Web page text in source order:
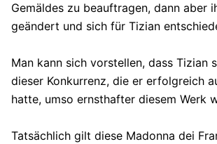
Gemäldes zu beauftragen, dann aber
geändert und sich für Tizian
Man kann sich vorstellen, dass Tizian
dieser Konkurrenz, die er erfolgreich
hatte, umso ernsthafter diesem Werk
Tatsächlich gilt diese Madonna dei